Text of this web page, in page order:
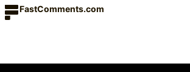
FastComments.com